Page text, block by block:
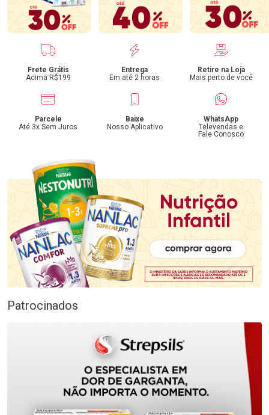
Benefícios
Frete Grátis
Acima R$199
Entrega
Em até 2 horas
Retire na Loja
Mais perto de você
Parcele
Até 3x Sem Juros
Baixe
Nosso Aplicativo
WhatsApp
Televendas e
Fale Conosco
Patrocinados